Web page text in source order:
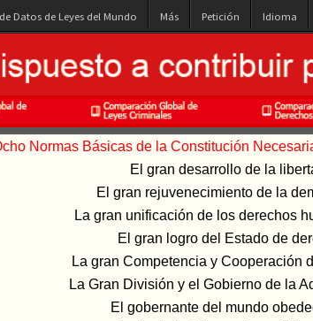
Datos de Leyes del Mundo Más Petición Idioma
Normas Básicas de la Constitución
El gran desarrollo de la
El gran rejuvenecimiento de la
La gran unificación de los derechos
El gran logro del Estado de
La gran Competencia y Cooperación
La Gran División y el Gobierno de la
El gobernante del mundo